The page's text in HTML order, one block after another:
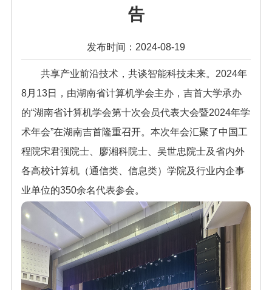
告
发布时间：2024-08-19
共享产业前沿技术，共谈智能科技未来。2024年
8月13日，由湖南省计算机学会主办，吉首大学承办
的“湖南省计算机学会第十次会员代表大会暨2024年学
术年会”在湖南吉首隆重召开。本次年会汇聚了中国工
程院宋君强院士、廖湘科院士、吴世忠院士及省内外
各高校计算机（通信类、信息类）学院及行业内企事
业单位的350余名代表参会。